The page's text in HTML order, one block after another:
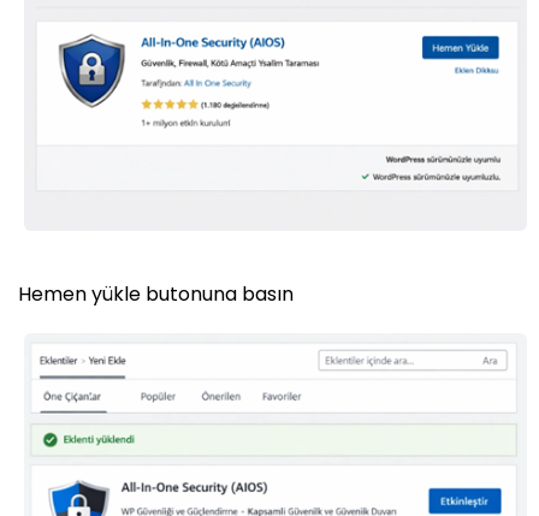
Hemen yükle butonuna basın